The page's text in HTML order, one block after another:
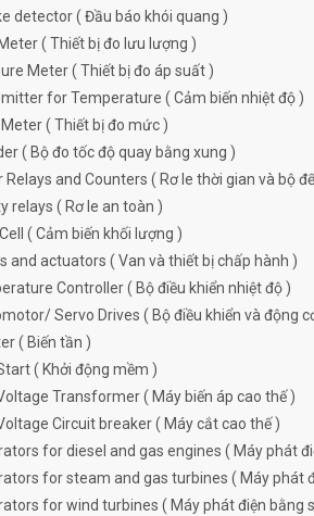
detector ( Đầu báo khói quang )
( Thiết bị đo lưu lượng )
Meter ( Thiết bị đo áp suất )
for Temperature ( Cảm biến nhiệt độ )
Meter ( Thiết bị đo mức )
( Bộ đo tốc độ quay bằng xung )
Relays and Counters ( Rơ le thời gian và bộ
relays ( Rơ le an toàn )
Cell ( Cảm biến khối lượng )
and actuators ( Van và thiết bị chấp hành )
Controller ( Bộ điều khiển nhiệt độ )
Servo Drives ( Bộ điều khiển và động
( Biến tần )
( Khởi động mềm )
Transformer ( Máy biến áp cao thế )
Circuit breaker ( Máy cắt cao thế )
for diesel and gas engines ( Máy phát
for steam and gas turbines ( Máy phát
for wind turbines ( Máy phát điện bằng